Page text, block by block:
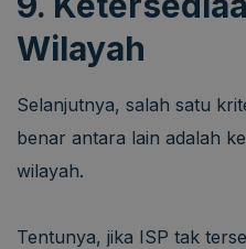
Wilayah
Selanjutnya, salah satu
benar antara lain adalah
wilayah.
Tentunya, jika ISP tak